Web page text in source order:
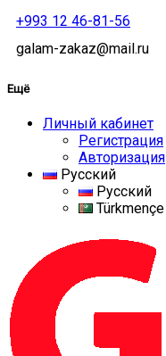
+993 12 46-81-56
galam-zakaz@mail.ru
Ещё
Личный кабинет
Регистрация
Авторизация
Русский
Русский
Türkmençe